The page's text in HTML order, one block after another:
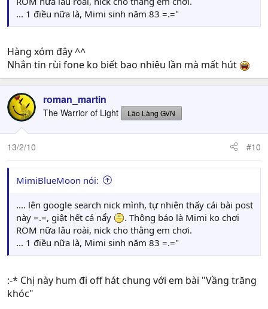
... 1 điều nữa là, Mimi sinh năm 83 =.="
Hàng xóm đây ^^
Nhắn tin rùi fone ko biết bao nhiêu lần mà mất hút
roman_martin
The Warrior of Light Lão Làng GVN
13/2/10 #10
MimiBlueMoon nói:
.... lên google search nick mình, tự nhiên thấy cái bài post
này =.=, giật hết cả nẩy
. Thông báo là Mimi ko chơi
ROM nữa lâu roài, nick cho thằng em chơi.
... 1 điều nữa là, Mimi sinh năm 83 =.="
:-* Chị này hum đi off hát chung với em bài "Vầng trăng
khóc"